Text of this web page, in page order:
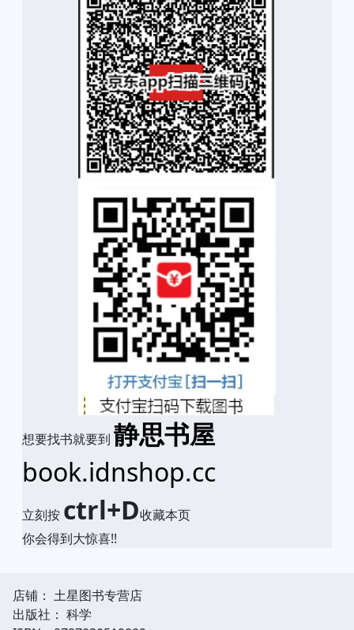
想要找书就要到 静思书屋
book.idnshop.cc
立刻按 ctrl+D收藏本页
你会得到大惊喜!!
店铺： 土星图书专营店
出版社： 科学